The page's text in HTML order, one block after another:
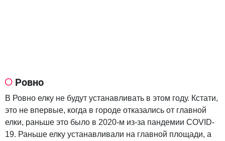
Ровно
В Ровно елку не будут устанавливать в этом году. Кстати,
это не впервые, когда в городе отказались от главной
елки, раньше это было в 2020-м из-за пандемии COVID-
19. Раньше елку устанавливали на главной площади, а